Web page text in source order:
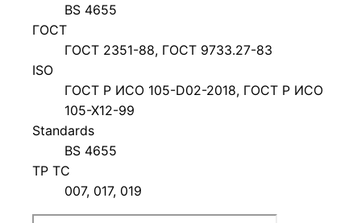
BS 4655
ГОСТ
ГОСТ 2351-88, ГОСТ 9733.27-83
ISO
ГОСТ Р ИСО 105-D02-2018, ГОСТ Р ИСО
105-Х12-99
Standards
BS 4655
ТР ТС
007, 017, 019